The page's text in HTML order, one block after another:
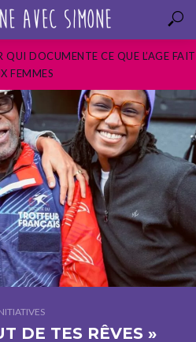
DOCUMENTE CE QUE L’AGE FAIT
FEMMES
DE TES RÊVES »